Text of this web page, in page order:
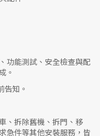
功能測試、安全檢查與配
。
知。
、拆除舊機、拆門、移
急件等其他安裝服務，皆